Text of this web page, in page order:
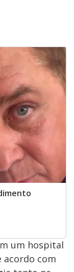
um hospital
acordo com